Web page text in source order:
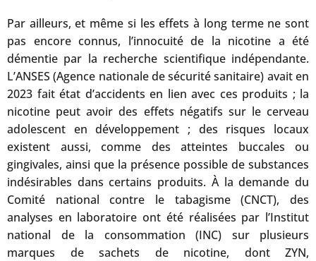
Par ailleurs, et même si les effets à long terme ne sont
pas encore connus, l’innocuité de la nicotine a été
démentie par la recherche scientifique indépendante.
L’ANSES (Agence nationale de sécurité sanitaire) avait en
2023 fait état d’accidents en lien avec ces produits ; la
nicotine peut avoir des effets négatifs sur le cerveau
adolescent en développement ; des risques locaux
existent aussi, comme des atteintes buccales ou
gingivales, ainsi que la présence possible de substances
indésirables dans certains produits. À la demande du
Comité national contre le tabagisme (CNCT), des
analyses en laboratoire ont été réalisées par l’Institut
national de la consommation (INC) sur plusieurs
marques de sachets de nicotine, dont ZYN,